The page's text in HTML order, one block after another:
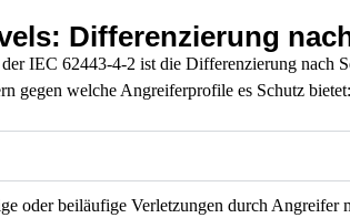
Differenzierung
IEC 62443-4-2 ist die Differenzierung nach
gegen welche Angreiferprofile es Schutz bietet:
oder beiläufige Verletzungen durch